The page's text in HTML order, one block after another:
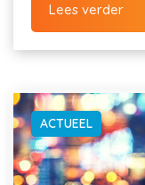
Lees verder
ACTUEEL